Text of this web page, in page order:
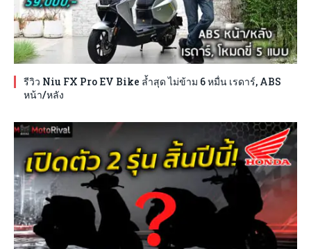
รีวิว Niu FX Pro EV Bike ล้ำสุด ไม่ข้าม 6 หมื่น เรดาร์, ABS
หน้า/หลัง